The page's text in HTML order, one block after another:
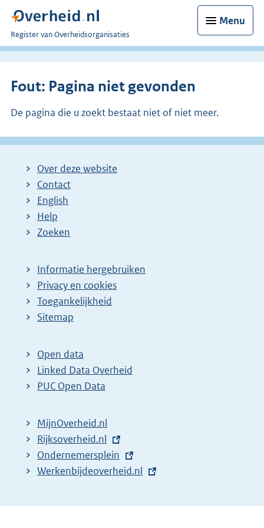
Menu
U
bent
Register van Overheidsorganisaties
Fout: Pagina niet gevonden
De pagina die u zoekt bestaat niet of niet meer.
Over deze website
Contact
English
Help
Zoeken
Informatie hergebruiken
Privacy en cookies
Toegankelijkheid
Sitemap
Open data
Linked Data Overheid
PUC Open Data
MijnOverheid.nl
E
x
t
r
Rijksoverheid.nl
E
x
e
Ondernemersplein
E
t
Werkenbijdeoverheid.nl